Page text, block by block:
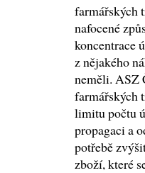
farmářských
nafocené
koncentrace
z nějakého
neměli. ASZ
farmářských
limitu počtu
propagaci a
potřebě
zboží, které